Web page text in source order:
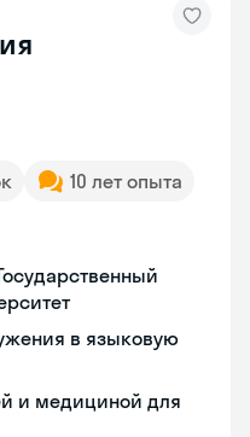
10 лет опыта
в языковую
и медициной для